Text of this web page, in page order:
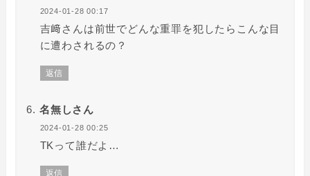
2024-01-28 00:17
吉﨑さんは前世でどんな重罪を犯したらこんな目
に遭わされるの？
返信
名無しさん
2024-01-28 00:25
TKって誰だよ…
返信